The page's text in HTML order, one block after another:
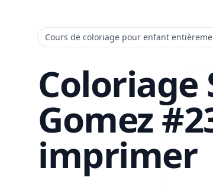
Cours de coloriage pour enfant
Coloriage
Gomez
imprimer